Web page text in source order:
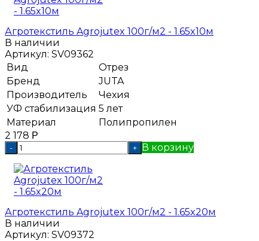
Агротекстиль Agrojutex 100г/м2 - 1.65x10м
В наличии
Артикул: SV09362
Вид
Отрез
Бренд
JUTA
Производитель
Чехия
УФ стабилизация 5 лет
Материал
Полипропилен
2 178 Р
- + В корзину
Агротекстиль Agrojutex 100г/м2 - 1.65x20м
В наличии
Артикул: SV09372